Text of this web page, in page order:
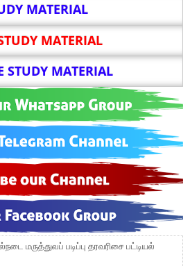
MATERIAL
MATERIAL
MATERIAL
மருத்துவப் படிப்பு தரவரிசை பட்டியல்